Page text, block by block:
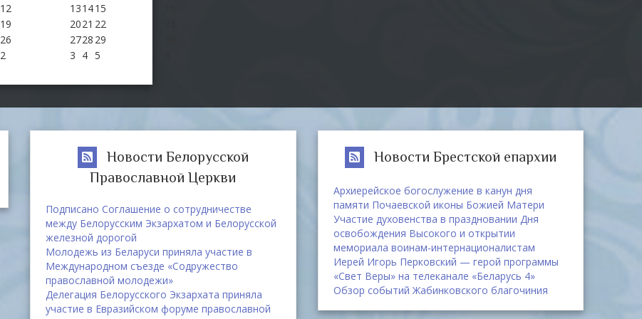
12 131415
19 2021 22
26 2728 29
2 3 4 5
Новости Белорусской
Православной Церкви
Подписано Соглашение о сотрудничестве
между Белорусским Экзархатом и Белорусской
железной дорогой
Молодежь из Беларуси приняла участие в
Международном съезде «Содружество
православной молодежи»
Делегация Белорусского Экзархата приняла
участие в Евразийском форуме православной
Новости Брестской епархии
Архиерейское богослужение в канун дня
памяти Почаевской иконы Божией Матери
Участие духовенства в праздновании Дня
освобождения Высокого и открытии
мемориала воинам-интернационалистам
Иерей Игорь Перковский — герой программы
«Свет Веры» на телеканале «Беларусь 4»
Обзор событий Жабинковского благочиния